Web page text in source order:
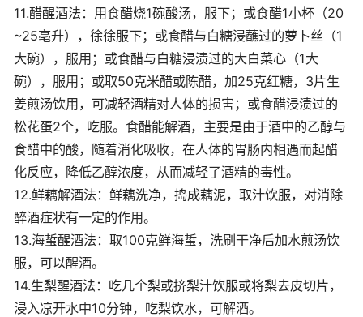
11.醋醒酒法：用食醋烧1碗酸汤，服下；或食醋1小杯（20
~25亳升），徐徐服下；或食醋与白糖浸蘸过的萝卜丝（1
大碗），服用；或食醋与白糖浸渍过的大白菜心（1大
碗），服用；或取50克米醋或陈醋，加25克红糖，3片生
姜煎汤饮用，可减轻酒精对人体的损害；或食醋浸渍过的
松花蛋2个，吃服。食醋能解酒，主要是由于酒中的乙醇与
食醋中的酸，随着消化吸收，在人体的胃肠内相遇而起醋
化反应，降低乙醇浓度，从而减轻了酒精的毒性。
12.鲜藕解酒法：鲜藕洗净，捣成藕泥，取汁饮服，对消除
醉酒症状有一定的作用。
13.海蜇醒酒法：取100克鲜海蜇，洗刷干净后加水煎汤饮
服，可以醒酒。
14.生梨醒酒法：吃几个梨或挤梨汁饮服或将梨去皮切片，
浸入凉开水中10分钟，吃梨饮水，可解酒。